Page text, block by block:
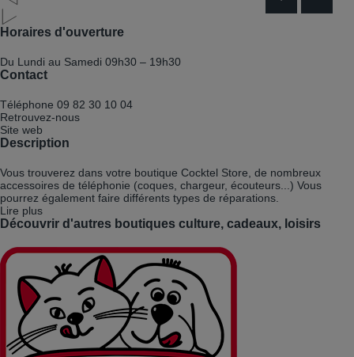
Horaires d'ouverture
Du Lundi au Samedi 09h30 – 19h30
Contact
Téléphone 09 82 30 10 04
Retrouvez-nous
Site web
Description
Vous trouverez dans votre boutique Cocktel Store, de nombreux
accessoires de téléphonie (coques, chargeur, écouteurs...) Vous
pourrez également faire différents types de réparations.
Lire plus
Découvrir d'autres boutiques culture, cadeaux, loisirs